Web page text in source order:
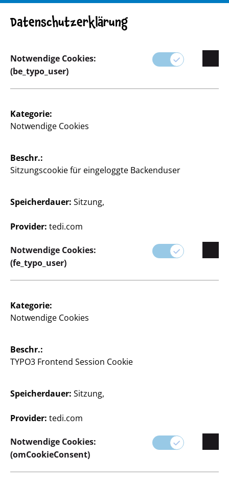
Spielset Haushalt
9- teilig, inkl. Staubsauger, Eimer, Wischmob, Besen,
3 €
Öffnungszeiten Ihrer TEDi
Filiale ansehen
Datenschutzerklärung
Notwendige Cookies:
(be_typo_user)
Kategorie:
Notwendige Cookies
Beschr.:
Sitzungscookie für eingeloggte Backenduser
Speicherdauer: Sitzung,
Provider: tedi.com
Notwendige Cookies:
(fe_typo_user)
Kategorie:
Notwendige Cookies
Beschr.:
TYPO3 Frontend Session Cookie
Speicherdauer: Sitzung,
Provider: tedi.com
Notwendige Cookies:
(omCookieConsent)